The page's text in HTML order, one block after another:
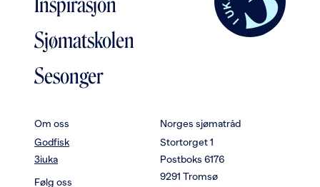
Sjømatskolen
Sesonger
Om oss
Godfisk
3iuka
Følg oss
Norges sjømatråd
Stortorget 1
Postboks 6176
9291 Tromsø